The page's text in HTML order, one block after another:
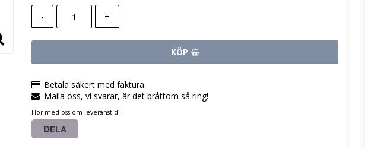
- +
KÖP
Betala säkert med faktura.
Maila oss, vi svarar, är det bråttom så ring!
Hör med oss om leveranstid!
DELA